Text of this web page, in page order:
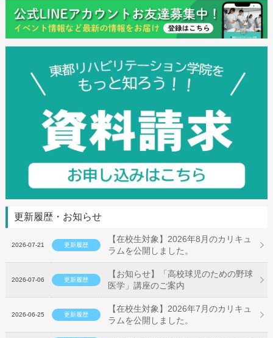
更新履歴・お知らせ
2026-07-21 更新履歴
【在校生対象】2026年8月のカリキュ
ラムを公開しました。
2026-07-06 更新履歴
【お知らせ】「高校球児のための野球
医学」講座のご案内
2026-06-25 更新履歴
【在校生対象】2026年7月のカリキュ
ラムを公開しました。